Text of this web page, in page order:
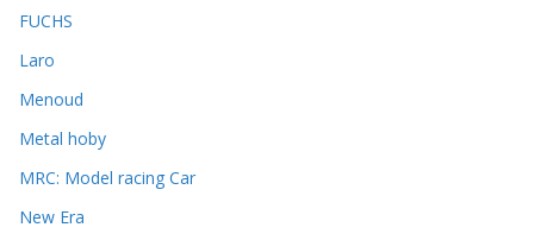
FUCHS
Laro
Menoud
Metal hoby
MRC: Model racing Car
New Era